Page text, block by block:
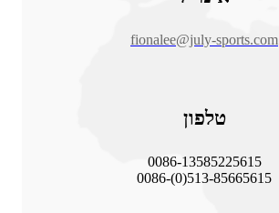
fionalee@july-sports.com
טלפון
0086-13585225615
0086-(0)513-85665615